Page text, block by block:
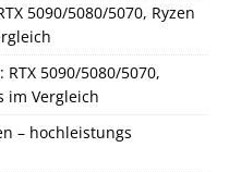
5090/5080/5070, Ryzen
RTX 5090/5080/5070,
im Vergleich
– hochleistungs